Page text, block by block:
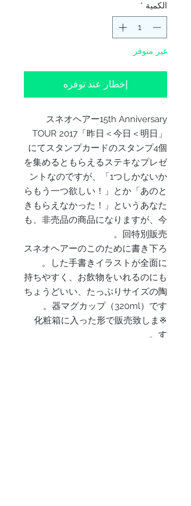
الكمية *
غير متوفر
إخطار عند توفره
スネオヘアー15th Anniversary
TOUR 2017「昨日＜今日＜明日」
にてスタンプカードのスタンプ4個
を集めるともらえるステキなプレゼ
ントなのですが、「1つしかないか
らもう一つ欲しい！」とか「あのと
きもらえなかった！」というあなた
も、非売品の商品になりますが、今
回特別販売。
スネオヘアーのこのために書き下ろ
した手書きイラストが全面に。
持ちやすく、お飲物をいれるのにも
ちょうどいい、たっぷりサイズの陶
器マグカップ（320ml）です。
※化粧箱に入った形で販売致しま
す。